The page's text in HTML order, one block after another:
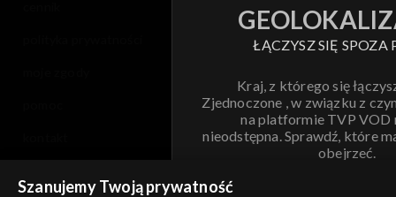
ŁĄCZYSZ SIĘ SPOZA
Kraj, z którego się
Zjednoczone , w związku z
na platformie TVP VOD
nieodstępna. Sprawdź, które
obejrzeć.
Szanujemy Twoją prywatność